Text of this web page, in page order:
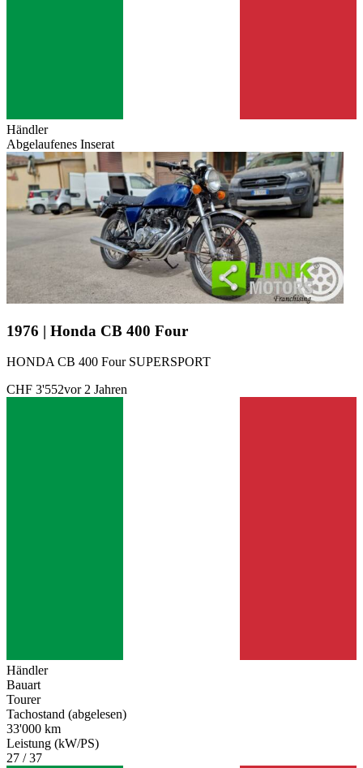
Händler
Abgelaufenes Inserat
1976 | Honda CB 400 Four
HONDA CB 400 Four SUPERSPORT
CHF 3'552vor 2 Jahren
Händler
Bauart
Tourer
Tachostand (abgelesen)
33'000 km
Leistung (kW/PS)
27 / 37